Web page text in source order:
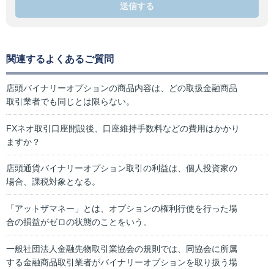
送信する
関連するよくあるご質問
店頭バイナリーオプションの商品内容は、どの取扱金融商品
取引業者でも同じとは限らない。
FXネオ取引口座開設後、口座維持手数料などの費用はかかり
ますか？
店頭通貨バイナリーオプション取引の利益は、個人投資家の
場合、課税対象となる。
「アットザマネー」とは、オプションの権利行使を行った場
合の損益がゼロの状態のことをいう。
一般社団法人金融先物取引業協会の規則では、同協会に所属
する金融商品取引業者がバイナリーオプションを取り扱う場